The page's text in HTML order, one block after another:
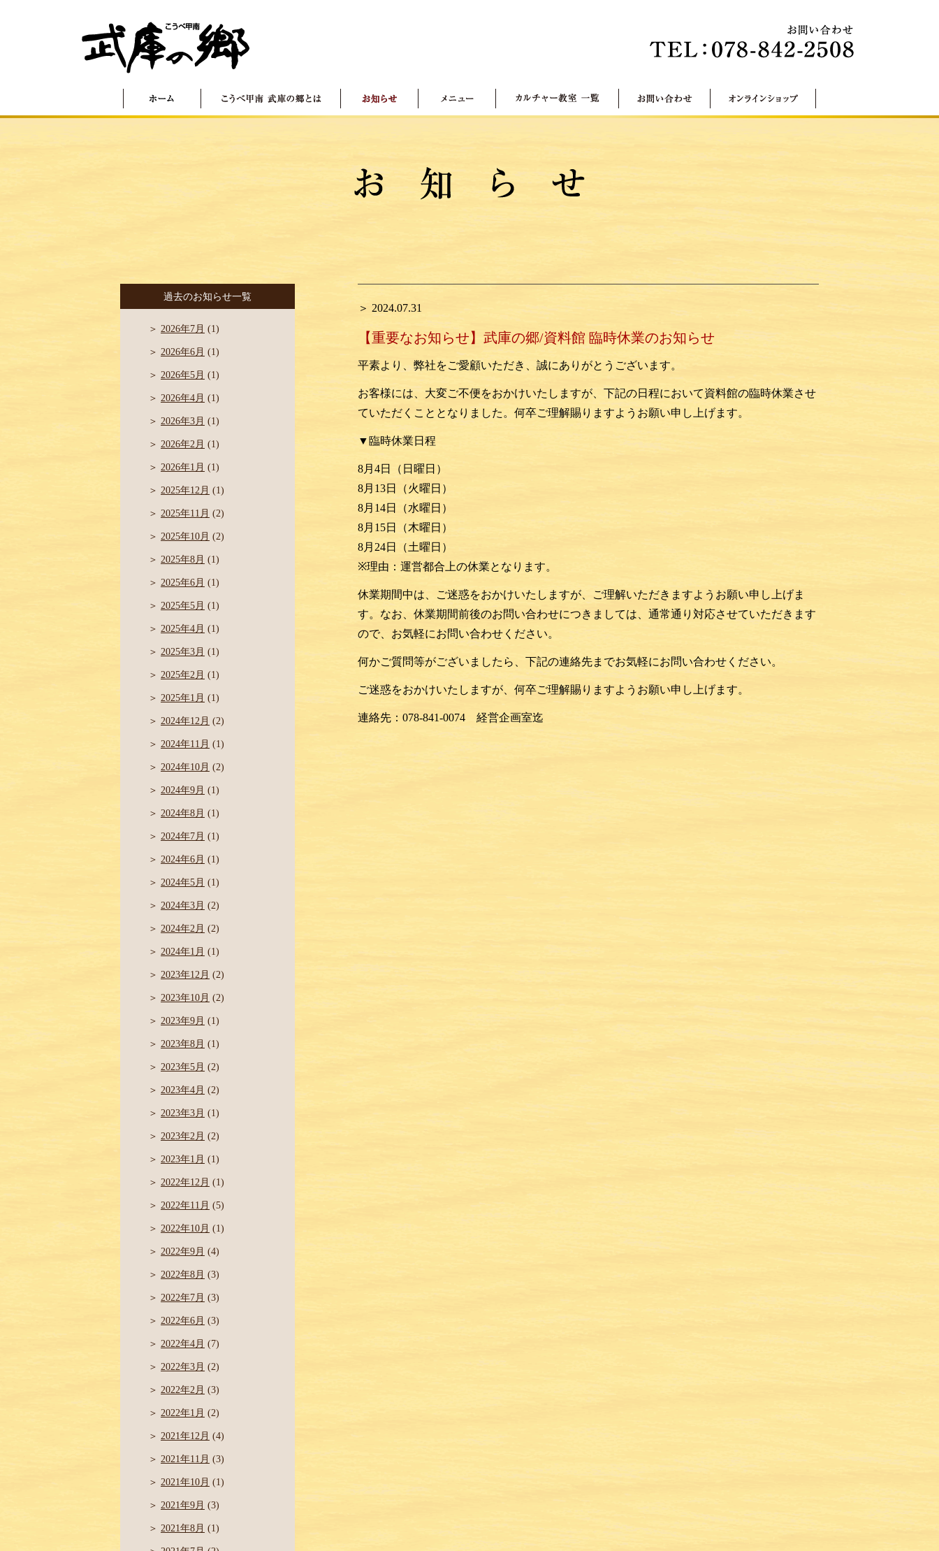
＞ 2024.07.31
【重要なお知らせ】武庫の郷/資料館 臨時休業のお知らせ
平素より、弊社をご愛顧いただき、誠にありがとうございます。
お客様には、大変ご不便をおかけいたしますが、 下記の日程において資料館の臨時休業させ
ていただくこととなりました。 何卒ご理解賜りますようお願い申し上げます。
▼臨時休業日程
8月4日（日曜日）
8月13日（火曜日）
8月14日（水曜日）
8月15日（木曜日）
8月24日（土曜日）
※理由：運営都合上の休業となります。
休業期間中は、ご迷惑をおかけいたしますが、
ご理解いただきますようお願い申し上げま
す。なお、 休業期間前後のお問い合わせにつきましては、 通常通り対応させていただきます
ので、 お気軽にお問い合わせください。
何かご質問等がございましたら、 下記の連絡先までお気軽にお問い合わせください。
ご迷惑をおかけいたしますが、 何卒ご理解賜りますようお願い申し上げます。
連絡先： 078-841-0074 経営企画室迄
過去のお知らせ一覧
2026年7月 (1)
2026年6月 (1)
2026年5月 (1)
2026年4月 (1)
2026年3月 (1)
2026年2月 (1)
2026年1月 (1)
2025年12月 (1)
2025年11月 (2)
2025年10月 (2)
2025年8月 (1)
2025年6月 (1)
2025年5月 (1)
2025年4月 (1)
2025年3月 (1)
2025年2月 (1)
2025年1月 (1)
2024年12月 (2)
2024年11月 (1)
2024年10月 (2)
2024年9月 (1)
2024年8月 (1)
2024年7月 (1)
2024年6月 (1)
2024年5月 (1)
2024年3月 (2)
2024年2月 (2)
2024年1月 (1)
2023年12月 (2)
2023年10月 (2)
2023年9月 (1)
2023年8月 (1)
2023年5月 (2)
2023年4月 (2)
2023年3月 (1)
2023年2月 (2)
2023年1月 (1)
2022年12月 (1)
2022年11月 (5)
2022年10月 (1)
2022年9月 (4)
2022年8月 (3)
2022年7月 (3)
2022年6月 (3)
2022年4月 (7)
2022年3月 (2)
2022年2月 (3)
2022年1月 (2)
2021年12月 (4)
2021年11月 (3)
2021年10月 (1)
2021年9月 (3)
2021年8月 (1)